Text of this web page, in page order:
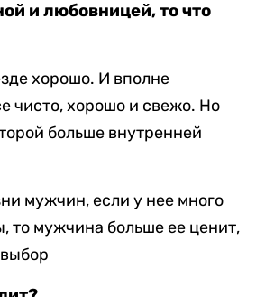
и любовницей, то что
хорошо. И вполне
чисто, хорошо и свежо. Но
больше внутренней
мужчин, если у нее много
то мужчина больше ее ценит,